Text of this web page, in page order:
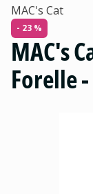
MAC's Cat
- 23 %
MAC's
Forelle